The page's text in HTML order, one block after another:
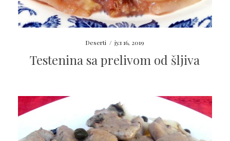
Deserti / јул 16, 2019
Testenina sa prelivom od šljiva